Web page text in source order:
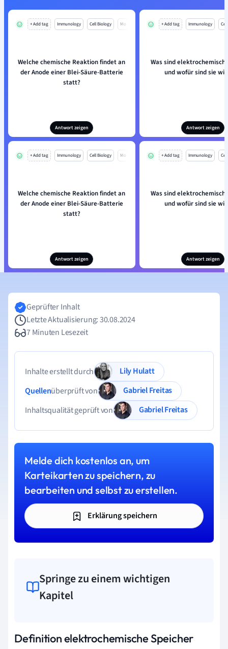
+ Add tag Immunology Cell Biology Mo
Welche chemische Reaktion findet an
der Anode einer Blei-Säure-Batterie
statt?
Antwort zeigen
+ Add tag Immunology
Was sind
und wofür sind sie
Antwort zeigen
+ Add tag Immunology Cell Biology Mo
Welche chemische Reaktion findet an
der Anode einer Blei-Säure-Batterie
statt?
Antwort zeigen
+ Add tag Immunology
Was sind
und wofür sind sie
Antwort zeigen
Geprüfter Inhalt
Letzte Aktualisierung: 30.08.2024
7 Minuten Lesezeit
Inhalte erstellt durch
Lily Hulatt
Quellenüberprüft von
Gabriel Freitas
Inhaltsqualität geprüft von
Gabriel Freitas
Melde dich kostenlos an, um
Karteikarten zu speichern, zu
bearbeiten und selbst zu erstellen.
Erklärung speichern
Springe zu einem wichtigen
Kapitel
Definition elektrochemische Speicher